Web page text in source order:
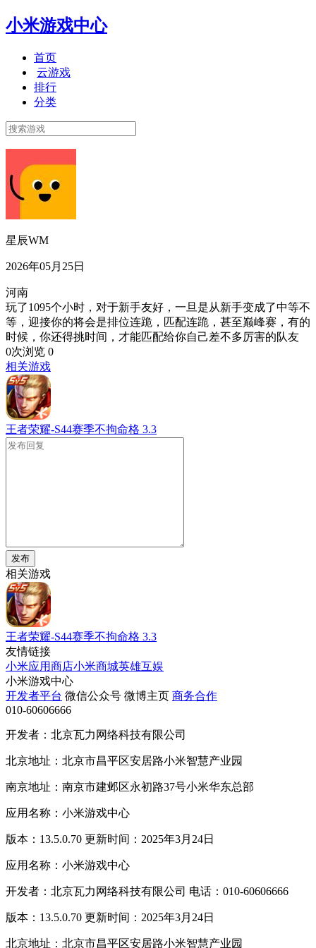
小米游戏中心
首页
云游戏
排行
分类
星辰WM
2026年05月25日
河南
玩了1095个小时，对于新手友好，一旦是从新手变成了中等不
等，迎接你的将会是排位连跪，匹配连跪，甚至巅峰赛，有的
时候，你还得挑时间，才能匹配给你自己差不多厉害的队友
0次浏览 0
相关游戏
王者荣耀-S44赛季不拘命格 3.3
发布
相关游戏
王者荣耀-S44赛季不拘命格 3.3
友情链接
小米应用商店小米商城英雄互娱
小米游戏中心
开发者平台 微信公众号 微博主页 商务合作
010-60606666
开发者：北京瓦力网络科技有限公司
北京地址：北京市昌平区安居路小米智慧产业园
南京地址：南京市建邺区永初路37号小米华东总部
应用名称：小米游戏中心
版本：13.5.0.70 更新时间：2025年3月24日
应用名称：小米游戏中心
开发者：北京瓦力网络科技有限公司 电话：010-60606666
版本：13.5.0.70 更新时间：2025年3月24日
北京地址：北京市昌平区安居路小米智慧产业园